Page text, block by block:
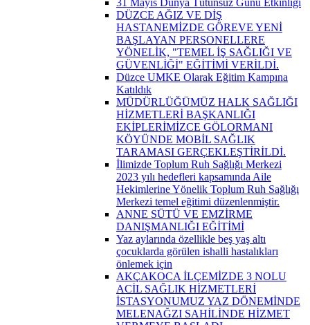
DÜZCE AĞIZ VE DİŞ
HASTANEMİZDE GÖREVE YENİ
BAŞLAYAN PERSONELLERE
YÖNELİK, "TEMEL İŞ SAĞLIĞI VE
GÜVENLİĞİ" EĞİTİMİ VERİLDİ.
Düzce UMKE Olarak Eğitim Kampına
Katıldık
MÜDÜRLÜĞÜMÜZ HALK SAĞLIĞI
HİZMETLERİ BAŞKANLIĞI
EKİPLERİMİZCE GÖLORMANI
KÖYÜNDE MOBİL SAĞLIK
TARAMASI GERÇEKLEŞTİRİLDİ.
İlimizde Toplum Ruh Sağlığı Merkezi
2023 yılı hedefleri kapsamında Aile
Hekimlerine Yönelik Toplum Ruh Sağlığı
Merkezi temel eğitimi düzenlenmiştir.
ANNE SÜTÜ VE EMZİRME
DANIŞMANLIĞI EĞİTİMİ
Yaz aylarında özellikle beş yaş altı
çocuklarda görülen ishalli hastalıkları
önlemek için
AKÇAKOCA İLÇEMİZDE 3 NOLU
ACİL SAĞLIK HİZMETLERİ
İSTASYONUMUZ YAZ DÖNEMİNDE
MELENAĞZI SAHİLİNDE HİZMET